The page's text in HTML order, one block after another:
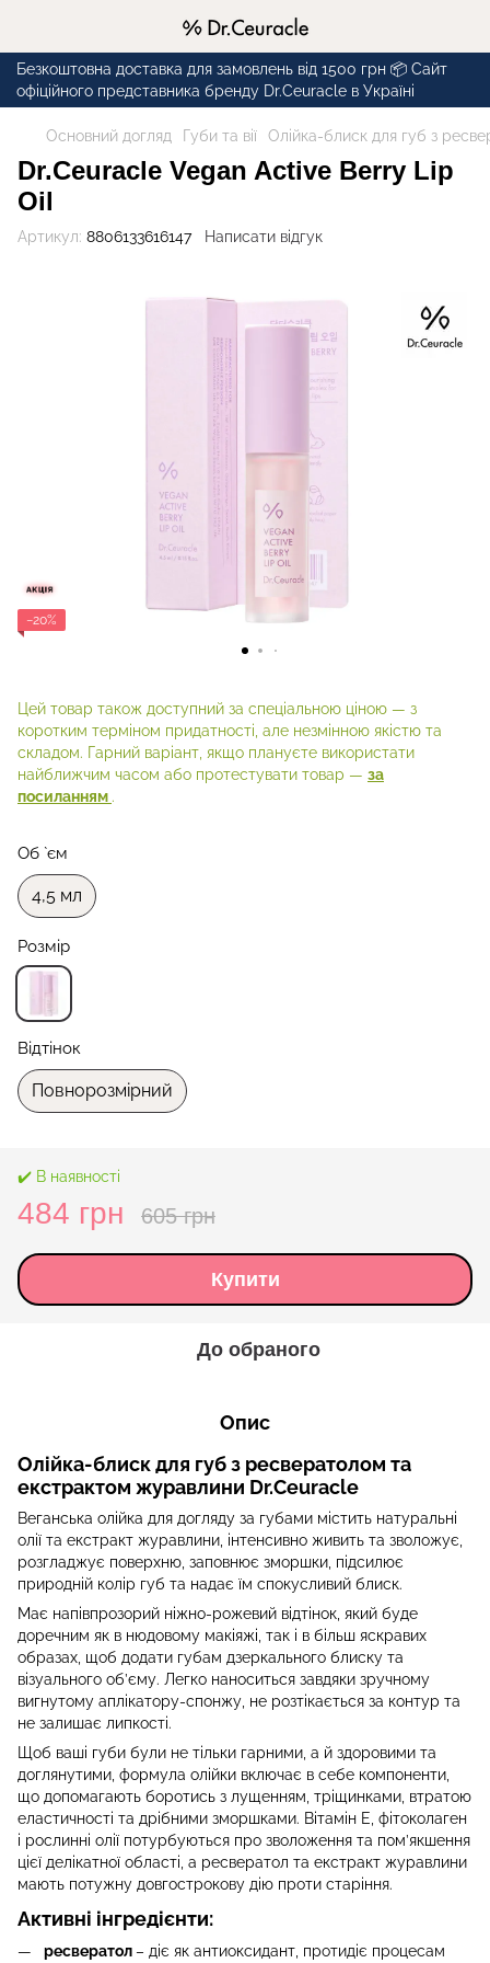
Безкоштовна доставка для замовлень від 1500 грн 📦 Сайт
офіційного представника бренду Dr.Ceuracle в Україні
Основний догляд Губи та вії Олійка-блиск для губ з
Dr.Ceuracle Vegan Active Berry Lip
Oil
Артикул: 8806133616147 Написати відгук
−20%
Цей товар також доступний за спеціальною ціною — з
коротким терміном придатності, але незмінною якістю та
складом. Гарний варіант, якщо плануєте використати
найближчим часом або протестувати товар — за
посиланням .
Об `єм
4,5 мл
Розмір
Відтінок
Повнорозмірний
✔️ В наявності
484 грн 605 грн
Купити
До обраного
Опис
Олійка-блиск для губ з ресвератолом та
екстрактом журавлини Dr.Ceuracle
Веганська олійка для догляду за губами містить натуральні
олії та екстракт журавлини, інтенсивно живить та зволожує,
розгладжує поверхню, заповнює зморшки, підсилює
природній колір губ та надає їм спокусливий блиск.
Має напівпрозорий ніжно-рожевий відтінок, який буде
доречним як в нюдовому макіяжі, так і в більш яскравих
образах, щоб додати губам дзеркального блиску та
візуального об’єму. Легко наноситься завдяки зручному
вигнутому аплікатору-спонжу, не розтікається за контур та
не залишає липкості.
Щоб ваші губи були не тільки гарними, а й здоровими та
доглянутими, формула олійки включає в себе компоненти,
що допомагають боротись з лущенням, тріщинками, втратою
еластичності та дрібними зморшками. Вітамін Е, фітоколаген
і рослинні олії потурбуються про зволоження та пом’якшення
цієї делікатної області, а ресвератол та екстракт журавлини
мають потужну довгострокову дію проти старіння.
Активні інгредієнти:
ресвератол – діє як антиоксидант, протидіє процесам